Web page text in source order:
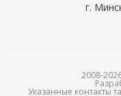
г.
2008-
Указанные контакты